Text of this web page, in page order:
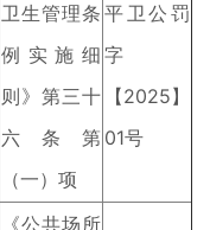
卫生管理条
例实施细
则》第三十
六条第
（一）项
平卫公罚
字
【2025】
01号
《公共场所